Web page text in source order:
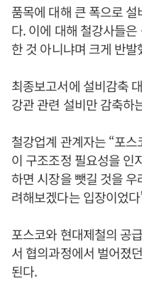
품목에 대해 큰 폭으로
다. 이에 대해 철강사들
한 것 아니냐며 크게 반발
최종보고서에 설비감축
강관 관련 설비만 감축하
철강업계 관계자는 “포
이 구조조정 필요성을 인
하면 시장을 뺏길 것을
려해보겠다는 입장이었
포스코와 현대제철의 공
서 협의과정에서 벌어졌
된다.